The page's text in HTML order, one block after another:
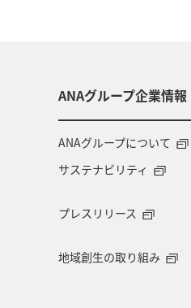
ANAグループ企業情報
ANAグループについて
サステナビリティ
プレスリリース
地域創生の取り組み